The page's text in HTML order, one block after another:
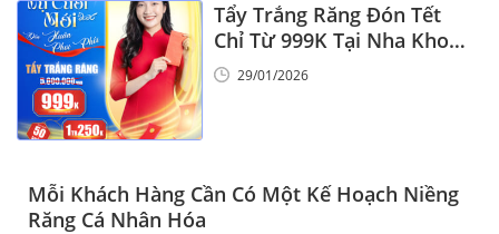
Tẩy Trắng Răng Đón Tết
Chỉ Từ 999K Tại Nha Khoa
Vinalign
29/01/2026
Mỗi Khách Hàng Cần Có Một Kế Hoạch Niềng
Răng Cá Nhân Hóa